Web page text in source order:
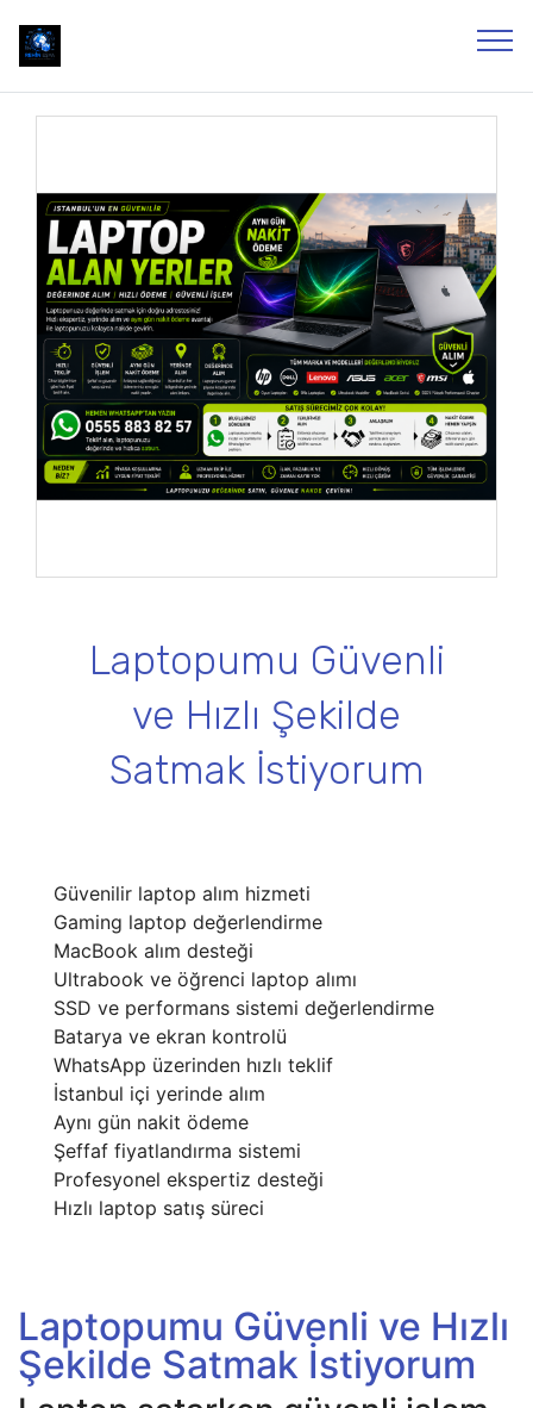
Laptopumu Güvenli
ve Hızlı Şekilde
Satmak İstiyorum
Güvenilir laptop alım hizmeti
Gaming laptop değerlendirme
MacBook alım desteği
Ultrabook ve öğrenci laptop alımı
SSD ve performans sistemi değerlendirme
Batarya ve ekran kontrolü
WhatsApp üzerinden hızlı teklif
İstanbul içi yerinde alım
Aynı gün nakit ödeme
Şeffaf fiyatlandırma sistemi
Profesyonel ekspertiz desteği
Hızlı laptop satış süreci
Laptopumu Güvenli ve Hızlı
Şekilde Satmak İstiyorum